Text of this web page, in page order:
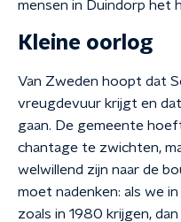
mensen in Duindorp het
Kleine oorlog
Van Zweden hoopt dat
vreugdevuur krijgt en
gaan. De gemeente
chantage te zwichten,
welwillend zijn naar de
moet nadenken: als we
zoals in 1980 krijgen,